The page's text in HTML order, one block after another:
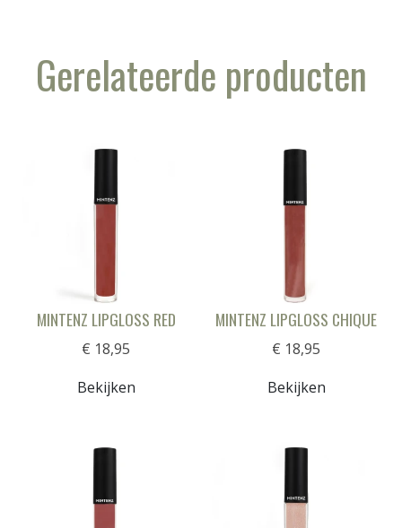
Gerelateerde producten
MINTENZ LIPGLOSS RED
€ 18,95
Bekijken
MINTENZ LIPGLOSS CHIQUE
€ 18,95
Bekijken